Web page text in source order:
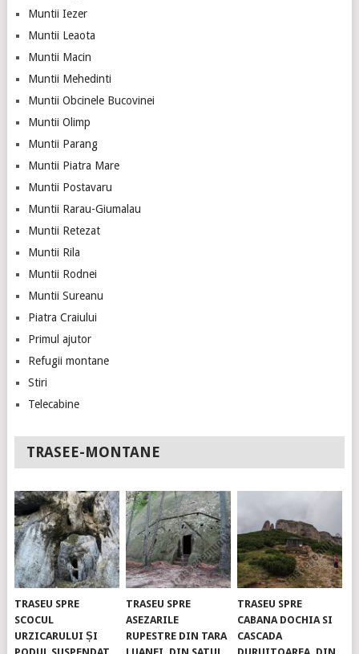
Muntii Iezer
Muntii Leaota
Muntii Macin
Muntii Mehedinti
Muntii Obcinele Bucovinei
Muntii Olimp
Muntii Parang
Muntii Piatra Mare
Muntii Postavaru
Muntii Rarau-Giumalau
Muntii Retezat
Muntii Rila
Muntii Rodnei
Muntii Sureanu
Piatra Craiului
Primul ajutor
Refugii montane
Stiri
Telecabine
TRASEE-MONTANE
TRASEU SPRE
SCOCUL
URZICARULUI ȘI
TRASEU SPRE
ASEZARILE
RUPESTRE DIN TARA
TRASEU SPRE
CABANA DOCHIA SI
CASCADA